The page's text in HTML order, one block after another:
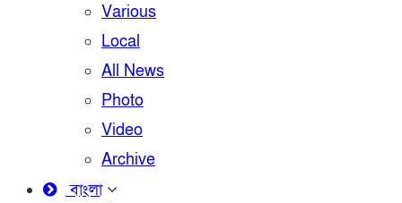
Various
Local
All News
Photo
Video
Archive
বাংলা